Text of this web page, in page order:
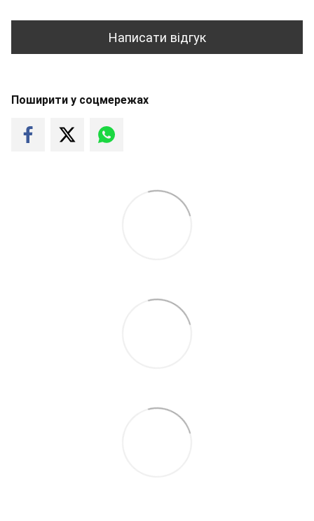
Написати відгук
Поширити у соцмережах